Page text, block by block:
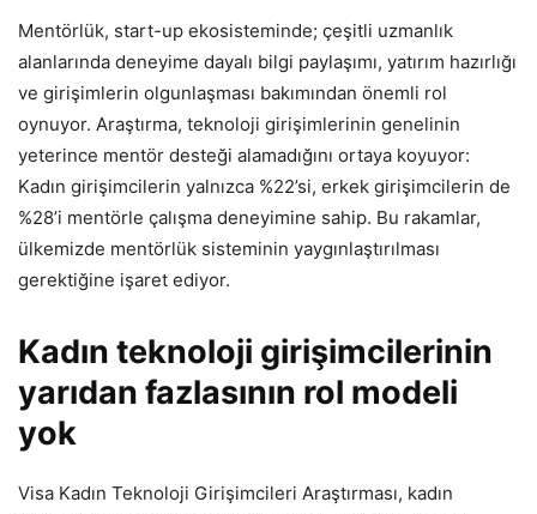
Mentörlük, start-up ekosisteminde; çeşitli uzmanlık
alanlarında deneyime dayalı bilgi paylaşımı, yatırım hazırlığı
ve girişimlerin olgunlaşması bakımından önemli rol
oynuyor. Araştırma, teknoloji girişimlerinin genelinin
yeterince mentör desteği alamadığını ortaya koyuyor:
Kadın girişimcilerin yalnızca %22’si, erkek girişimcilerin de
%28’i mentörle çalışma deneyimine sahip. Bu rakamlar,
ülkemizde mentörlük sisteminin yaygınlaştırılması
gerektiğine işaret ediyor.
Kadın teknoloji girişimcilerinin
yarıdan fazlasının rol modeli
yok
Visa Kadın Teknoloji Girişimcileri Araştırması, kadın